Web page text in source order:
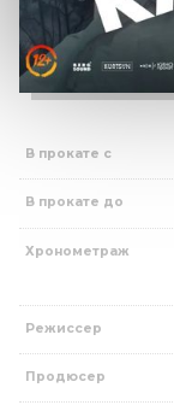
В прокате с
В прокате до
Хронометраж
Режиссер
Продюсер